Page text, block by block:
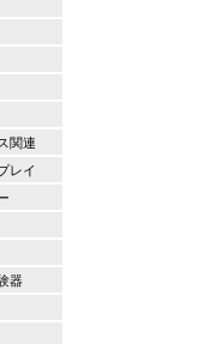
関連
レイ
器